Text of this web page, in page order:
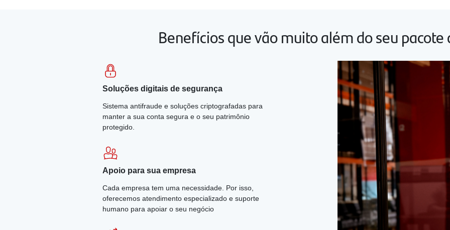
Benefícios que vão muito além do seu pacote
Soluções digitais de segurança
Sistema antifraude e soluções criptografadas para
manter a sua conta segura e o seu patrimônio
protegido.
Apoio para sua empresa
Cada empresa tem uma necessidade. Por isso,
oferecemos atendimento especializado e suporte
humano para apoiar o seu negócio